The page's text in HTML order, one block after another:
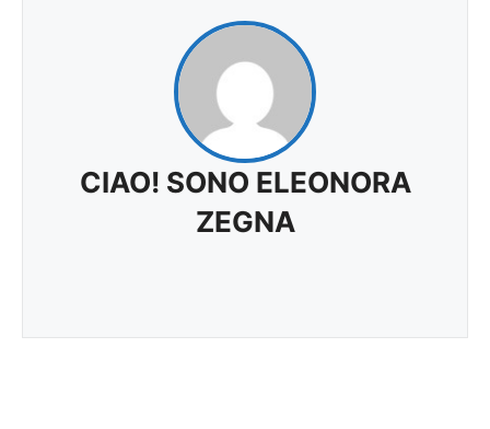
CIAO! SONO ELEONORA
ZEGNA